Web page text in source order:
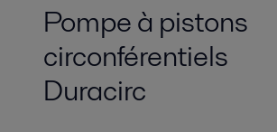
Pompe à pistons
circonférentiels
Duracirc